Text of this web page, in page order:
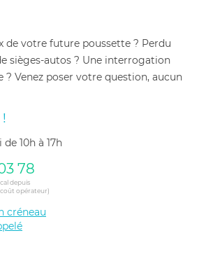
de votre future poussette ? Perdu
sièges-autos ? Une interrogation
Venez poser votre question, aucun
10h à 17h
78
depuis
opérateur)
créneau